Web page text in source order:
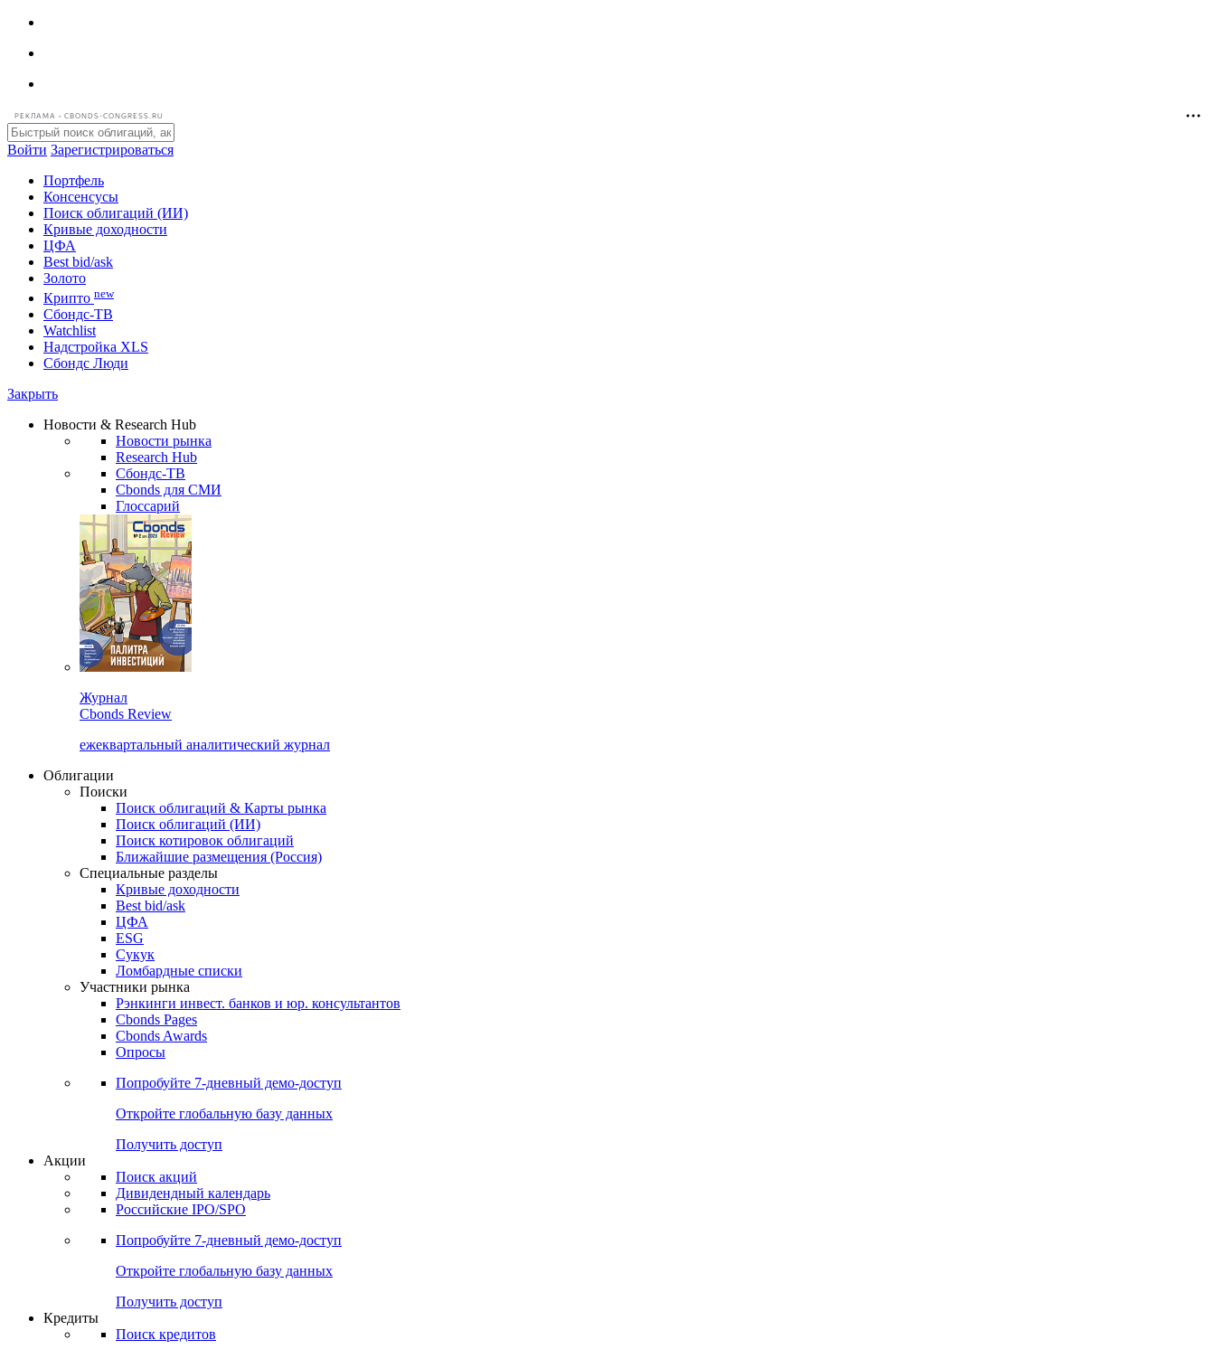
РЕКЛАМА • CBONDS-CONGRESS.RU
Войти Зарегистрироваться
Портфель
Консенсусы
Поиск облигаций (ИИ)
Кривые доходности
ЦФА
Best bid/ask
Золото
Криптоnew
Сбондс-ТВ
Надстройка XLS
Сбондс Люди
Новости & Research Hub
Новости рынка
Research Hub
Сбондс-ТВ
Cbonds для СМИ
Глоссарий
Журнал
Cbonds Review
ежеквартальный аналитический журнал
Облигации
Поиски
Поиск облигаций & Карты рынка
Поиск облигаций (ИИ)
Поиск котировок облигаций
Ближайшие размещения (Россия)
Специальные разделы
Кривые доходности
Best bid/ask
ЦФА
ESG
Сукук
Ломбардные списки
Участники рынка
Рэнкинги инвест. банков и юр. консультантов
Cbonds Pages
Cbonds Awards
Опросы
Попробуйте7-дневный
Откройте глобальную базу данных
Получить доступ
Акции
Поиск акций
Дивидендный календарь
Российские IPO/SPO
Попробуйте7-дневный
Откройте глобальную базу данных